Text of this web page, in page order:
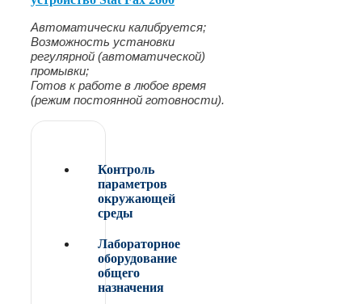
Автоматически калибруется;
Возможность установки
регулярной (автоматической)
промывки;
Готов к работе в любое время
(режим постоянной готовности).
Контроль
параметров
окружающей
среды
Лабораторное
оборудование
общего
назначения